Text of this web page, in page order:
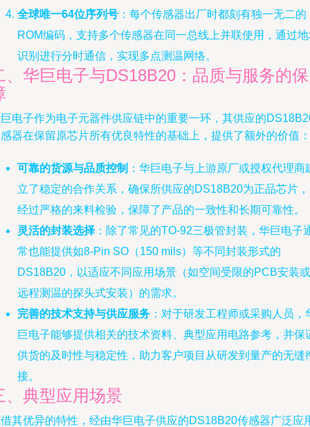
全球唯一64位序列号 ：每个传感器出厂时都刻有独一无二的
ROM编码，支持多个传感器在同一总线上并联使用，通过
识别进行分时通信，实现多点测温网络。
、华巨电子与DS18B20：品质与服务的保
电子作为电子元器件供应链中的重要一环，其供应的
器在保留原芯片所有优良特性的基础上，提供了额外的价值：
可靠的货源与品质控制 ：华巨电子与上游原厂或授权代理商
立了稳定的合作关系，确保所供应的DS18B20为正品芯片
经过严格的来料检验，保障了产品的一致性和长期可靠性。
灵活的封装选择 ：除了常见的TO-92三极管封装，华巨电子
常也能提供如8-Pin SO（150 mils）等不同封装形式的
DS18B20，以适应不同应用场景（如空间受限的PCB安装或
远程测温的探头式安装）的需求。
完善的技术支持与供应服务 ：对于研发工程师或采购人员，
巨电子能够提供相关的技术资料、典型应用电路参考，并保
供货的及时性与稳定性，助力客户项目从研发到量产的无缝
接。
、典型应用场景
其优异的特性，经由华巨电子供应的DS18B20传感器广泛应